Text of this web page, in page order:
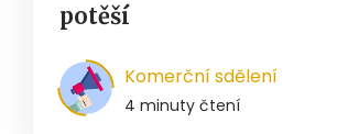
potěší
Komerční sdělení
4 minuty čtení